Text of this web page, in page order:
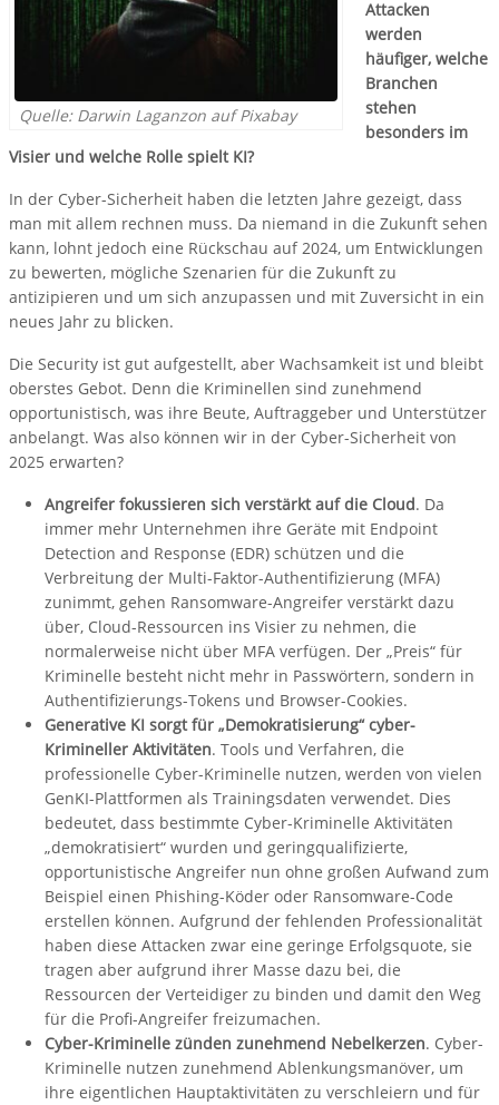
Quelle: Darwin Laganzon auf Pixabay
Attacken
werden
häufiger, welche
Branchen
stehen
besonders im
Visier und welche Rolle spielt KI?
In der Cyber-Sicherheit haben die letzten Jahre gezeigt, dass
man mit allem rechnen muss. Da niemand in die Zukunft sehen
kann, lohnt jedoch eine Rückschau auf 2024, um Entwicklungen
zu bewerten, mögliche Szenarien für die Zukunft zu
antizipieren und um sich anzupassen und mit Zuversicht in ein
neues Jahr zu blicken.
Die Security ist gut aufgestellt, aber Wachsamkeit ist und bleibt
oberstes Gebot. Denn die Kriminellen sind zunehmend
opportunistisch, was ihre Beute, Auftraggeber und Unterstützer
anbelangt. Was also können wir in der Cyber-Sicherheit von
2025 erwarten?
Angreifer fokussieren sich verstärkt auf die Cloud. Da
immer mehr Unternehmen ihre Geräte mit Endpoint
Detection and Response (EDR) schützen und die
Verbreitung der Multi-Faktor-Authentifizierung (MFA)
zunimmt, gehen Ransomware-Angreifer verstärkt dazu
über, Cloud-Ressourcen ins Visier zu nehmen, die
normalerweise nicht über MFA verfügen. Der „Preis“ für
Kriminelle besteht nicht mehr in Passwörtern, sondern in
Authentifizierungs-Tokens und Browser-Cookies.
Generative KI sorgt für „Demokratisierung“ cyber-
Krimineller Aktivitäten. Tools und Verfahren, die
professionelle Cyber-Kriminelle nutzen, werden von vielen
GenKI-Plattformen als Trainingsdaten verwendet. Dies
bedeutet, dass bestimmte Cyber-Kriminelle Aktivitäten
„demokratisiert“ wurden und geringqualifizierte,
opportunistische Angreifer nun ohne großen Aufwand zum
Beispiel einen Phishing-Köder oder Ransomware-Code
erstellen können. Aufgrund der fehlenden Professionalität
haben diese Attacken zwar eine geringe Erfolgsquote, sie
tragen aber aufgrund ihrer Masse dazu bei, die
Ressourcen der Verteidiger zu binden und damit den Weg
für die Profi-Angreifer freizumachen.
Cyber-Kriminelle zünden zunehmend Nebelkerzen. Cyber-
Kriminelle nutzen zunehmend Ablenkungsmanöver, um
ihre eigentlichen Hauptaktivitäten zu verschleiern und für